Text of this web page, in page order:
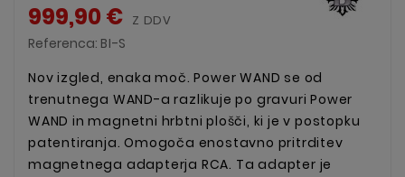
999,90 € Z DDV
Referenca: BI-S
Nov izgled, enaka moč. Power WAND se od
trenutnega WAND-a razlikuje po gravuri Power
WAND in magnetni hrbtni plošči, ki je v postopku
patentiranja. Omogoča enostavno pritrditev
magnetnega adapterja RCA. Ta adapter je